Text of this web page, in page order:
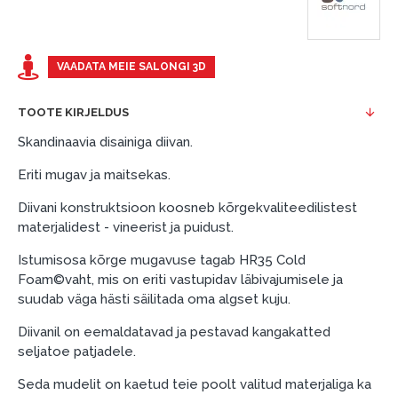
Näide: Toote hind 300 €, periood: 12 kuud,
esimene sissemakse: 0 €, igakuine makse: 25 €,
Liisingut ja järelmaksu saate vormistada ka külastades
meie salongi Dārzciema tänaval 91, Riia, Läti.
Dokumendi nõuded:
ESTO LV AS (Dokumentide vormistamiseks on
vajalik Smart-ID, eParaksts eID, eParaksts eID
SEB või Citadele).
Lepingu tingimused:
Liisingulepingu võib allkirjastada ainult see isik,
kes on märgitud krediidi saamise lepingus.
Lisateave:
VAADATA MEIE SALONGI 3D
TOOTE KIRJELDUS
Skandinaavia disainiga diivan.
Eriti mugav ja maitsekas.
Diivani konstruktsioon koosneb kõrgekvaliteedilistest
materjalidest - vineerist ja puidust.
Istumisosa kõrge mugavuse tagab HR35 Cold
Foam©vaht, mis on eriti vastupidav läbivajumisele ja
suudab väga hästi säilitada oma algset kuju.
Diivanil on eemaldatavad ja pestavad kangakatted
seljatoe patjadele.
Seda mudelit on kaetud teie poolt valitud materjaliga ka